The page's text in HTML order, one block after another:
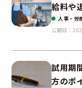
給料や
人事・労
公開日：
試用期
方のポ